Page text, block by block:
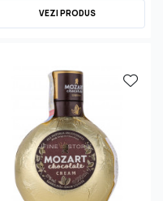
VEZI PRODUS